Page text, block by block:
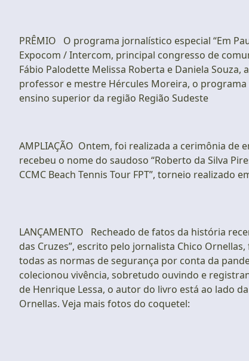
PRÊMIO O programa jornalístico especial “Em
Expocom / Intercom, principal congresso de
Fábio Palodette Melissa Roberta e Daniela
professor e mestre Hércules Moreira, o
ensino superior da região Região Sudeste
AMPLIAÇÃO Ontem, foi realizada a cerimônia de
recebeu o nome do saudoso “Roberto da Silva
CCMC Beach Tennis Tour FPT”, torneio realizado
LANÇAMENTO Recheado de fatos da história
das Cruzes”, escrito pelo jornalista Chico
todas as normas de segurança por conta da
colecionou vivência, sobretudo ouvindo e
de Henrique Lessa, o autor do livro está ao lado
Ornellas. Veja mais fotos do coquetel: